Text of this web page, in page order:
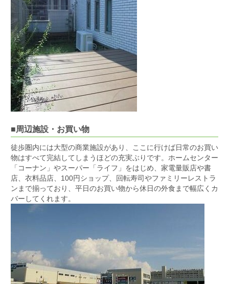
■周辺施設・お買い物
徒歩圏内には大型の商業施設があり、ここに行けば日常のお買い
物はすべて完結してしまうほどの充実ぶりです。ホームセンター
「コーナン」やスーパー「ライフ」をはじめ、家電量販店や書
店、衣料品店、100円ショップ、回転寿司やファミリーレストラ
ンまで揃っており、平日のお買い物から休日の外食まで幅広くカ
バーしてくれます。